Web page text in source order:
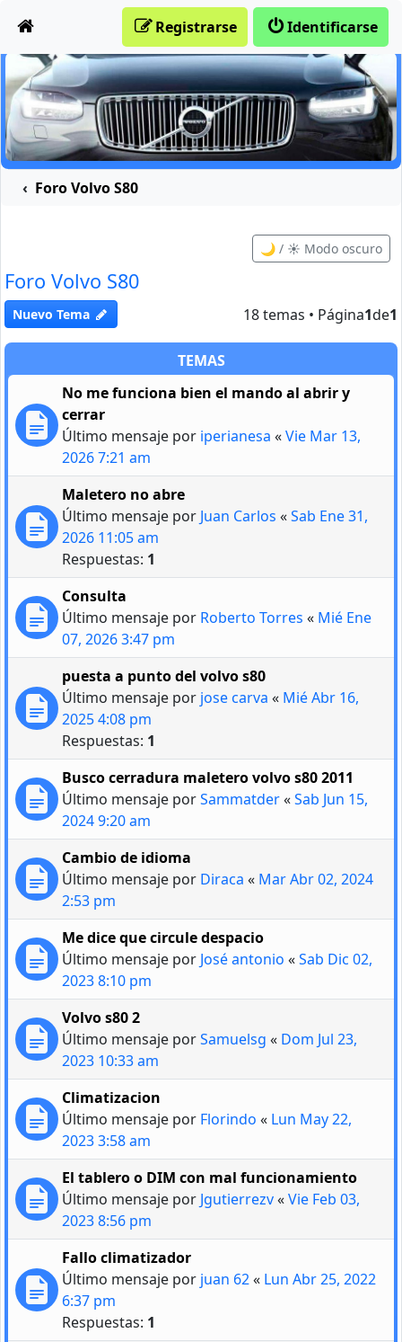
Identificarse
Registrarse
Foro Volvo S80
🌙 / ☀️ Modo oscuro
Foro Volvo S80
Nuevo Tema 18 temas • Página1de1
TEMAS
No me funciona bien el mando al abrir y
cerrar
Último mensaje por iperianesa «Vie Mar 13,
2026 7:21 am
Maletero no abre
Último mensaje por Juan Carlos «Sab Ene 31,
2026 11:05 am
Respuestas: 1
Consulta
Último mensaje por Roberto Torres « Mié Ene
07, 2026 3:47 pm
puesta a punto del volvo s80
Último mensaje por jose carva « Mié Abr 16,
2025 4:08 pm
Respuestas: 1
Busco cerradura maletero volvo s80 2011
Último mensaje porSammatder«Sab Jun 15,
2024 9:20 am
Cambio de idioma
Último mensaje por Diraca « Mar Abr 02, 2024
2:53 pm
Me dice que circule despacio
Último mensaje por José antonio «Sab Dic 02,
2023 8:10 pm
Volvo s80 2
Último mensaje porSamuelsg « Dom Jul 23,
2023 10:33 am
Climatizacion
Último mensaje por Florindo « Lun May 22,
2023 3:58 am
El tablero o DIM con mal funcionamiento
Último mensaje por Jgutierrezv«Vie Feb 03,
2023 8:56 pm
Fallo climatizador
Último mensaje por juan 62« Lun Abr 25, 2022
6:37 pm
Respuestas: 1